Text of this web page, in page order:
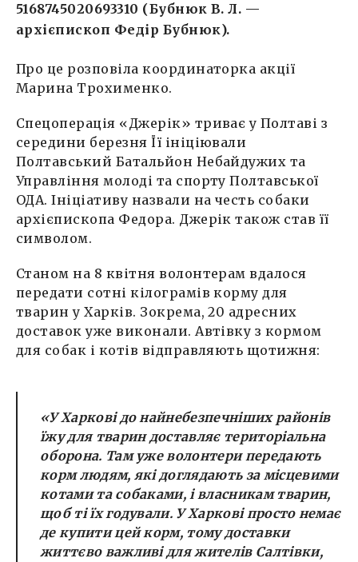
5168745020693310 (Бубнюк В. Л. —
архієпископ Федір Бубнюк).
Про це розповіла координаторка акції
Марина Трохименко.
Спецоперація «Джерік» триває у Полтаві з
середини березня Її ініціювали
Полтавський Батальйон Небайдужих та
Управління молоді та спорту Полтавської
ОДА. Ініціативу назвали на честь собаки
архієпископа Федора. Джерік також став її
символом.
Станом на 8 квітня волонтерам вдалося
передати сотні кілограмів корму для
тварин у Харків. Зокрема, 20 адресних
доставок уже виконали. Автівку з кормом
для собак і котів відправляють щотижня:
«У Харкові до найнебезпечніших районів
їжу для тварин доставляє територіальна
оборона. Там уже волонтери передають
корм людям, які доглядають за місцевими
котами та собаками, і власникам тварин,
щоб ті їх годували. У Харкові просто немає
де купити цей корм, тому доставки
життєво важливі для жителів Салтівки,